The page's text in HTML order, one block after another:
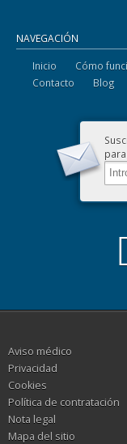
NAVEGACIÓN
Inicio Cómo
Contacto
Blog
Aviso médico
Privacidad
Cookies
Política de contratación
Nota legal
Mapa del sitio